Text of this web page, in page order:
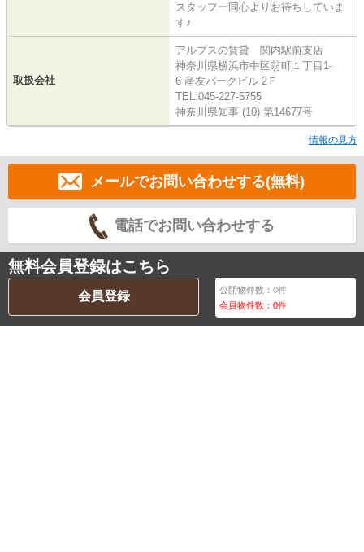
スタッフ一同心よりお待ちしていま
す♪
取扱会社
アルプスの賃貸 関内駅前支店
神奈川県横浜市中区翁町１丁目1-
6 産友パークビル 2Ｆ
TEL:045-227-5755
神奈川県知事 (10) 第14677号
情報の見方
メールでお問い合わせする(無料)
電話でお問い合わせする
無料会員登録はこちら
会員登録 公開物件数：0件
会員物件数：0件